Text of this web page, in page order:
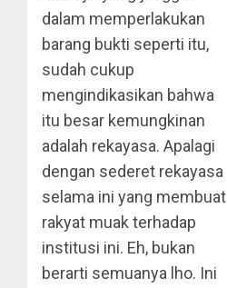
dalam memperlakukan
barang bukti seperti itu,
sudah cukup
mengindikasikan bahwa
itu besar kemungkinan
adalah rekayasa. Apalagi
dengan sederet rekayasa
selama ini yang membuat
rakyat muak terhadap
institusi ini. Eh, bukan
berarti semuanya lho. Ini